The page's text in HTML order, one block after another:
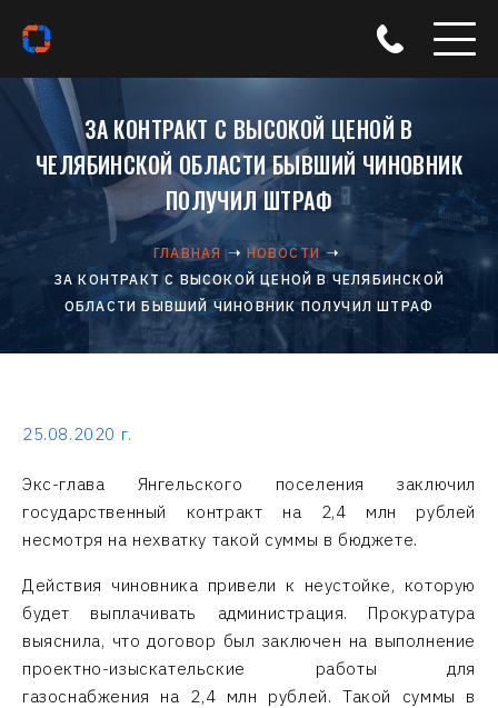
ЗА КОНТРАКТ С ВЫСОКОЙ ЦЕНОЙ В
ЧЕЛЯБИНСКОЙ ОБЛАСТИ БЫВШИЙ ЧИНОВНИК
ПОЛУЧИЛ ШТРАФ
ГЛАВНАЯ
НОВОСТИ
ЗА КОНТРАКТ С ВЫСОКОЙ ЦЕНОЙ В ЧЕЛЯБИНСКОЙ
ОБЛАСТИ БЫВШИЙ ЧИНОВНИК ПОЛУЧИЛ ШТРАФ
25.08.2020 г.
Экс-глава Янгельского поселения заключил
государственный контракт на 2,4 млн рублей
несмотря на нехватку такой суммы в бюджете.
Действия чиновника привели к неустойке, которую
будет выплачивать администрация. Прокуратура
выяснила, что договор был заключен на выполнение
проектно-изыскательские работы для
газоснабжения на 2,4 млн рублей. Такой суммы в